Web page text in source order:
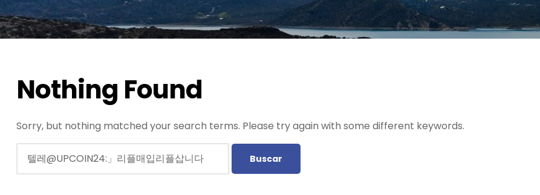
Nothing Found
Sorry, but nothing matched your search terms. Please try again with some different keywords.